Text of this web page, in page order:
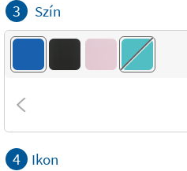
3 Szín
4 Ikon